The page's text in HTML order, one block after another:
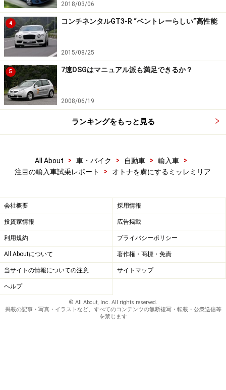
2018/03/06
4 コンチネンタルGT3-R “ベントレーらしい”高性能
2015/08/25
5 7速DSGはマニュアル派も満足できるか？
2008/06/19
ランキングをもっと見る
All About > 車・バイク > 自動車 > 輸入車
>
注目の輸入車試乗レポート
> オトナを虜にするミッレミリア
会社概要 採用情報
投資家情報 広告掲載
利用規約 プライバシーポリシー
All Aboutについて 著作権・商標・免責
当サイトの情報についての注意 サイトマップ
ヘルプ
© All About, Inc. All rights reserved.
掲載の記事・写真・イラストなど、すべてのコンテンツの無断複写・転載・公衆送信等
を禁じます